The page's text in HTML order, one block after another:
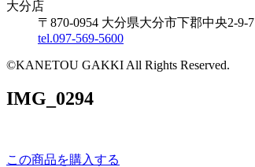
大分店
〒870-0954 大分県大分市下郡中央2-9-7
tel.097-569-5600
©KANETOU GAKKI All Rights Reserved.
IMG_0294
この商品を購入する